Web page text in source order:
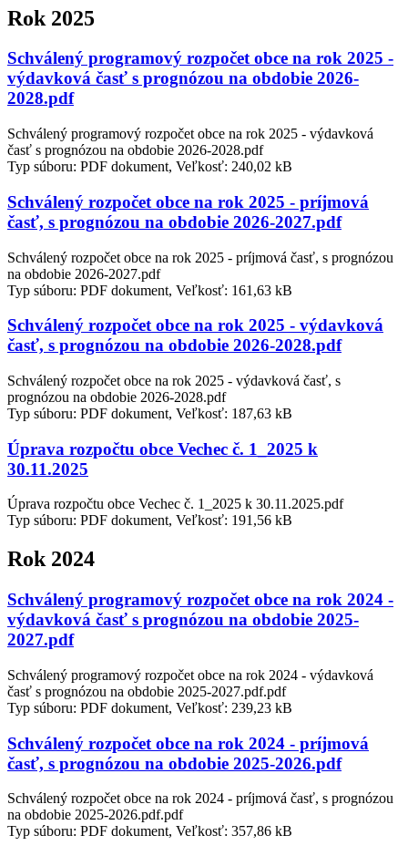
Rok 2025
Schválený programový rozpočet obce na rok 2025 -
výdavková časť s prognózou na obdobie 2026-
2028.pdf
Schválený programový rozpočet obce na rok 2025 - výdavková
časť s prognózou na obdobie 2026-2028.pdf
Typ súboru: PDF dokument, Veľkosť: 240,02 kB
Schválený rozpočet obce na rok 2025 - príjmová
časť, s prognózou na obdobie 2026-2027.pdf
Schválený rozpočet obce na rok 2025 - príjmová časť, s prognózou
na obdobie 2026-2027.pdf
Typ súboru: PDF dokument, Veľkosť: 161,63 kB
Schválený rozpočet obce na rok 2025 - výdavková
časť, s prognózou na obdobie 2026-2028.pdf
Schválený rozpočet obce na rok 2025 - výdavková časť, s
prognózou na obdobie 2026-2028.pdf
Typ súboru: PDF dokument, Veľkosť: 187,63 kB
Úprava rozpočtu obce Vechec č. 1_2025 k
30.11.2025
Úprava rozpočtu obce Vechec č. 1_2025 k 30.11.2025.pdf
Typ súboru: PDF dokument, Veľkosť: 191,56 kB
Rok 2024
Schválený programový rozpočet obce na rok 2024 -
výdavková časť s prognózou na obdobie 2025-
2027.pdf
Schválený programový rozpočet obce na rok 2024 - výdavková
časť s prognózou na obdobie 2025-2027.pdf.pdf
Typ súboru: PDF dokument, Veľkosť: 239,23 kB
Schválený rozpočet obce na rok 2024 - príjmová
časť, s prognózou na obdobie 2025-2026.pdf
Schválený rozpočet obce na rok 2024 - príjmová časť, s prognózou
na obdobie 2025-2026.pdf.pdf
Typ súboru: PDF dokument, Veľkosť: 357,86 kB